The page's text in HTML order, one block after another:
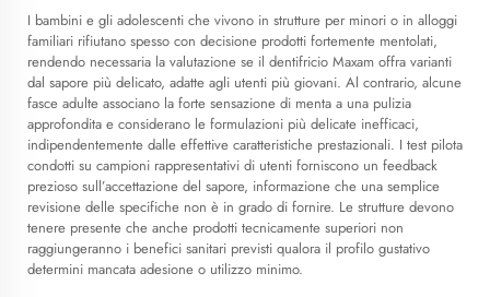
I bambini e gli adolescenti che vivono in strutture per minori o in alloggi
familiari rifiutano spesso con decisione prodotti fortemente mentolati,
rendendo necessaria la valutazione se il dentifricio Maxam offra varianti
dal sapore più delicato, adatte agli utenti più giovani. Al contrario, alcune
fasce adulte associano la forte sensazione di menta a una pulizia
approfondita e considerano le formulazioni più delicate inefficaci,
indipendentemente dalle effettive caratteristiche prestazionali. I test pilota
condotti su campioni rappresentativi di utenti forniscono un feedback
prezioso sull’accettazione del sapore, informazione che una semplice
revisione delle specifiche non è in grado di fornire. Le strutture devono
tenere presente che anche prodotti tecnicamente superiori non
raggiungeranno i benefici sanitari previsti qualora il profilo gustativo
determini mancata adesione o utilizzo minimo.